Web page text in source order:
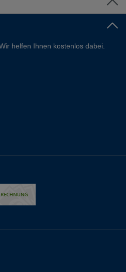
helfen Ihnen kostenlos dabei.